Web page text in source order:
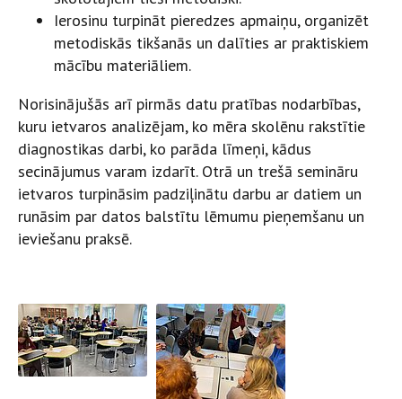
Ierosinu turpināt pieredzes apmaiņu, organizēt
metodiskās tikšanās un dalīties ar praktiskiem
mācību materiāliem.
Norisinājušās arī pirmās datu pratības nodarbības,
kuru ietvaros analizējam, ko mēra skolēnu rakstītie
diagnostikas darbi, ko parāda līmeņi, kādus
secinājumus varam izdarīt. Otrā un trešā semināru
ietvaros turpināsim padziļinātu darbu ar datiem un
runāsim par datos balstītu lēmumu pieņemšanu un
ieviešanu praksē.